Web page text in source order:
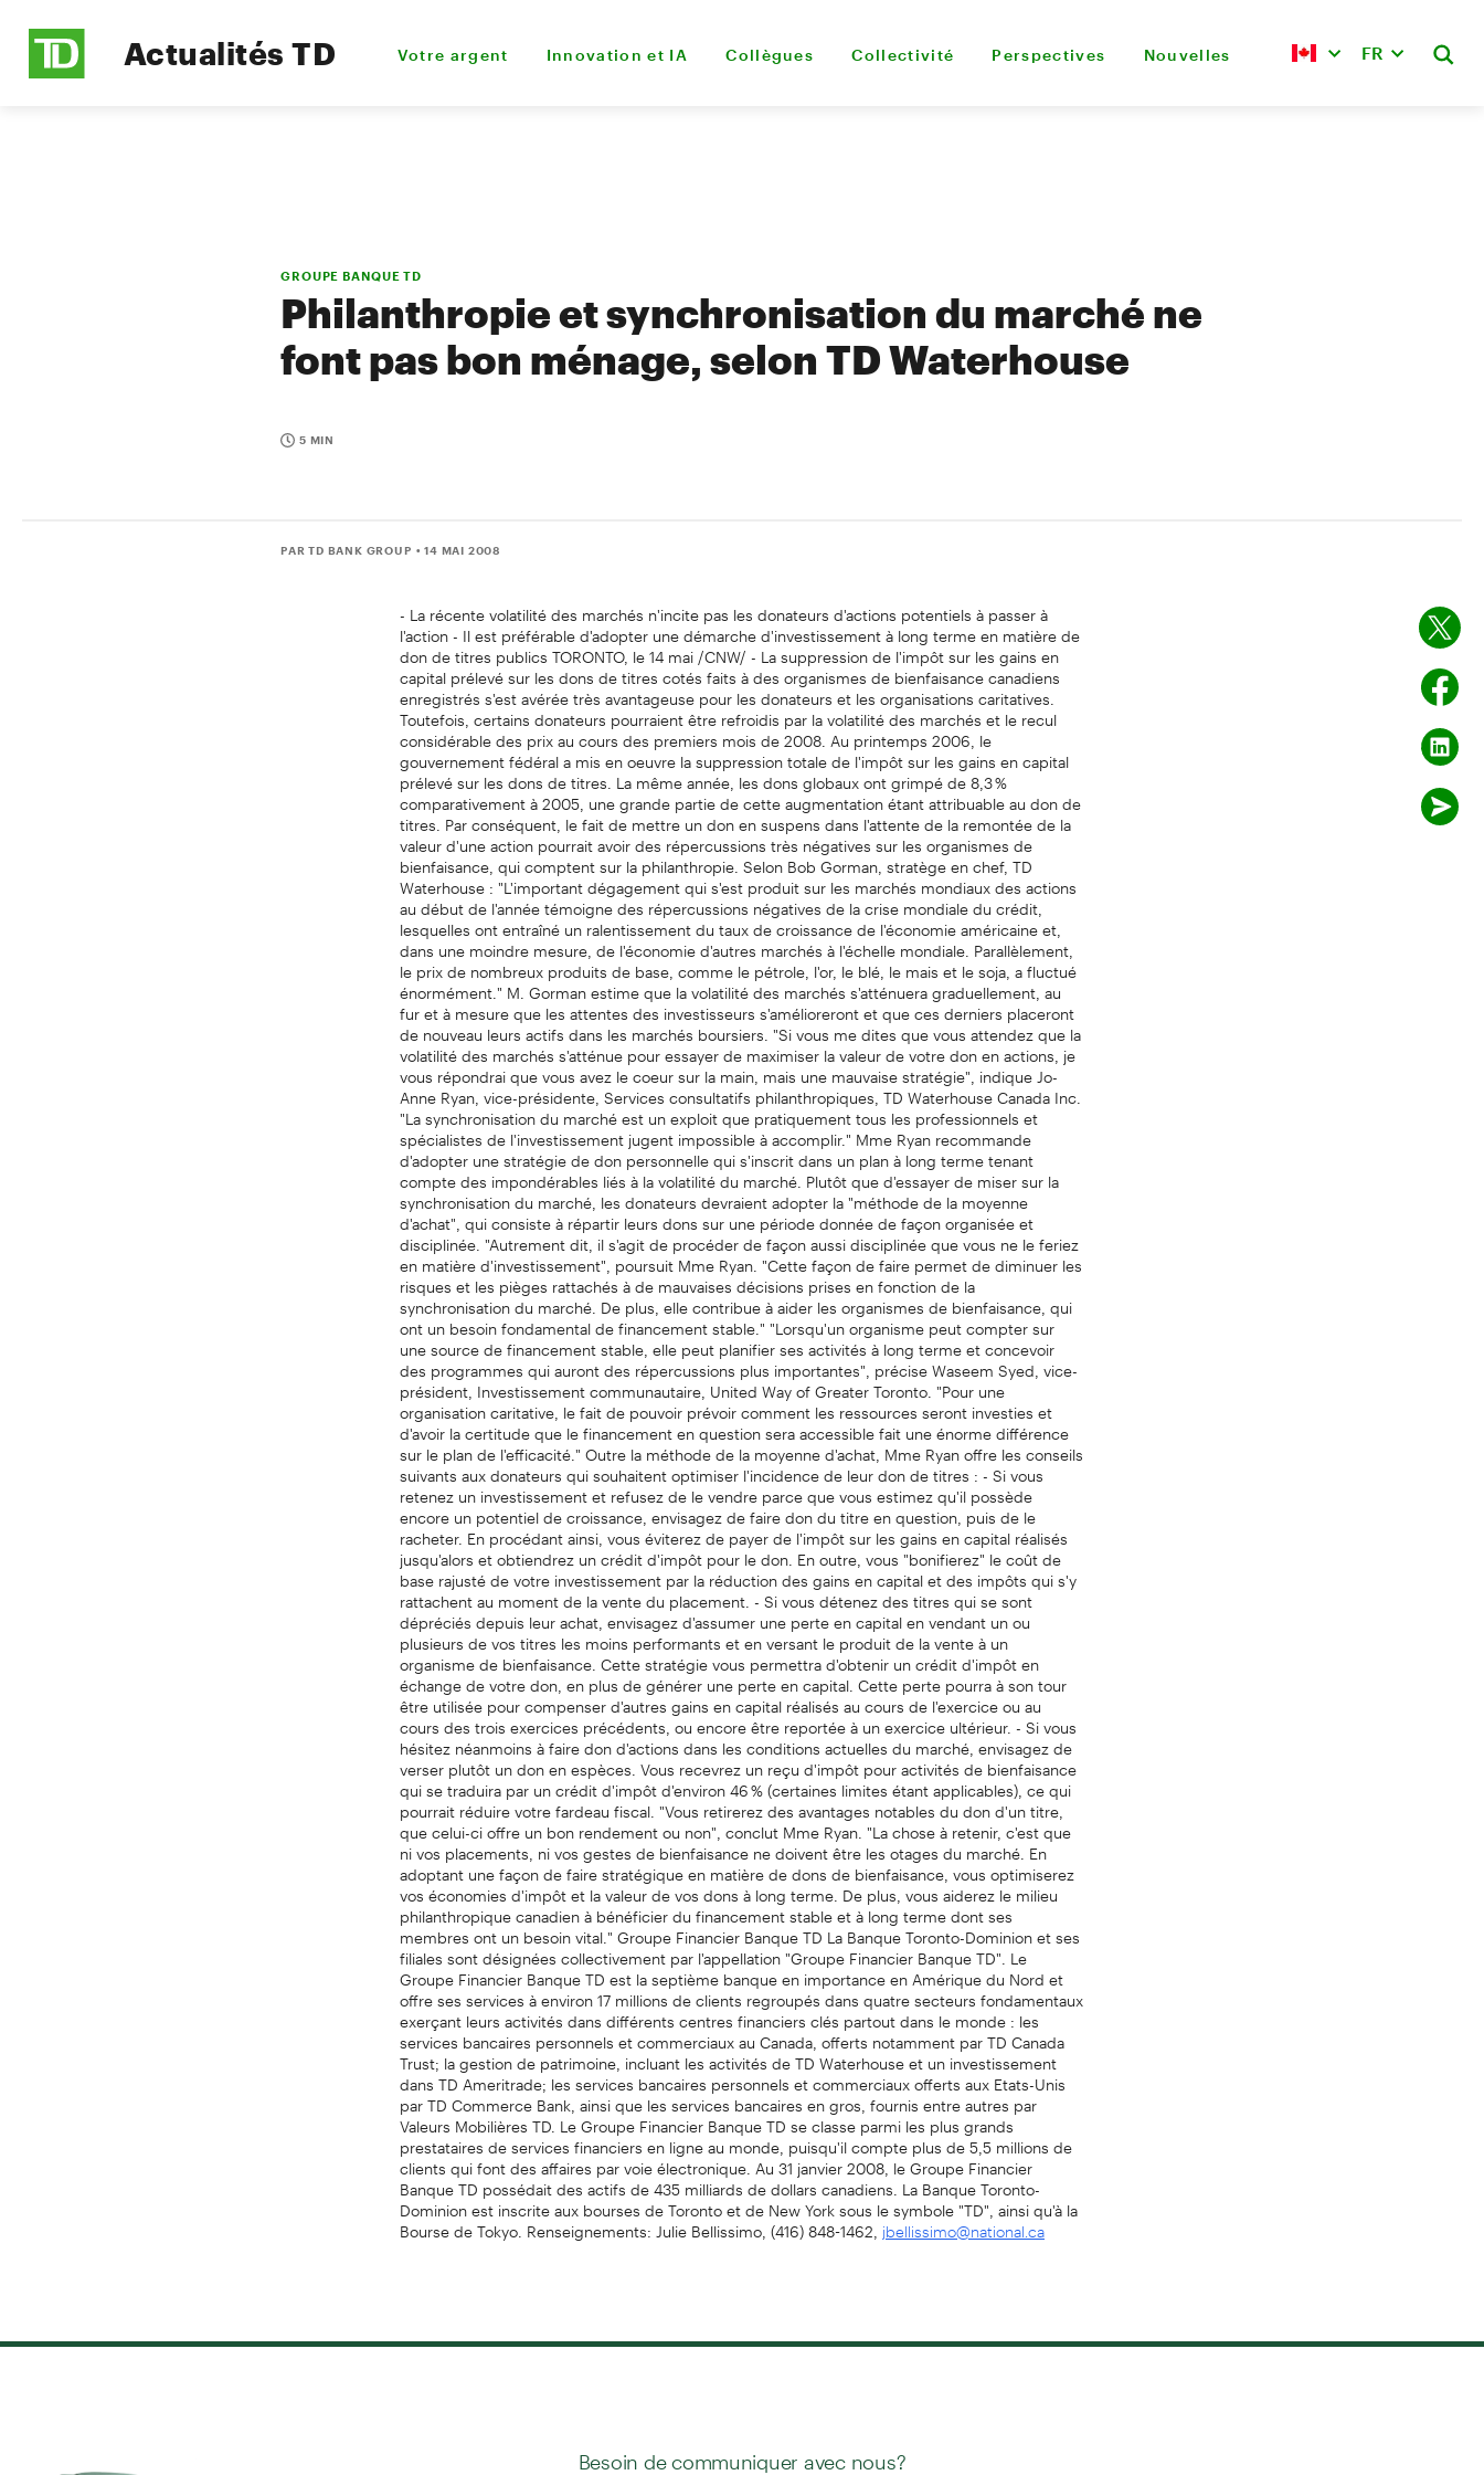
Actualités TD Votre argent Innovation et IA Collègues Collectivité Perspectives Nouvelles FR
GROUPE BANQUE TD
Philanthropie et synchronisation du marché ne
font pas bon ménage, selon TD Waterhouse
5 MIN
PAR TD BANK GROUP • 14 MAI 2008
- La récente volatilité des marchés n'incite pas les donateurs d'actions potentiels à passer à
l'action - Il est préférable d'adopter une démarche d'investissement à long terme en matière de
don de titres publics TORONTO, le 14 mai /CNW/ - La suppression de l'impôt sur les gains en
capital prélevé sur les dons de titres cotés faits à des organismes de bienfaisance canadiens
enregistrés s'est avérée très avantageuse pour les donateurs et les organisations caritatives.
Toutefois, certains donateurs pourraient être refroidis par la volatilité des marchés et le recul
considérable des prix au cours des premiers mois de 2008. Au printemps 2006, le
gouvernement fédéral a mis en oeuvre la suppression totale de l'impôt sur les gains en capital
prélevé sur les dons de titres. La même année, les dons globaux ont grimpé de 8,3 %
comparativement à 2005, une grande partie de cette augmentation étant attribuable au don de
titres. Par conséquent, le fait de mettre un don en suspens dans l'attente de la remontée de la
valeur d'une action pourrait avoir des répercussions très négatives sur les organismes de
bienfaisance, qui comptent sur la philanthropie. Selon Bob Gorman, stratège en chef, TD
Waterhouse : "L'important dégagement qui s'est produit sur les marchés mondiaux des actions
au début de l'année témoigne des répercussions négatives de la crise mondiale du crédit,
lesquelles ont entraîné un ralentissement du taux de croissance de l'économie américaine et,
dans une moindre mesure, de l'économie d'autres marchés à l'échelle mondiale. Parallèlement,
le prix de nombreux produits de base, comme le pétrole, l'or, le blé, le mais et le soja, a fluctué
énormément." M. Gorman estime que la volatilité des marchés s'atténuera graduellement, au
fur et à mesure que les attentes des investisseurs s'amélioreront et que ces derniers placeront
de nouveau leurs actifs dans les marchés boursiers. "Si vous me dites que vous attendez que la
volatilité des marchés s'atténue pour essayer de maximiser la valeur de votre don en actions, je
vous répondrai que vous avez le coeur sur la main, mais une mauvaise stratégie", indique Jo-
Anne Ryan, vice-présidente, Services consultatifs philanthropiques, TD Waterhouse Canada Inc.
"La synchronisation du marché est un exploit que pratiquement tous les professionnels et
spécialistes de l'investissement jugent impossible à accomplir." Mme Ryan recommande
d'adopter une stratégie de don personnelle qui s'inscrit dans un plan à long terme tenant
compte des impondérables liés à la volatilité du marché. Plutôt que d'essayer de miser sur la
synchronisation du marché, les donateurs devraient adopter la "méthode de la moyenne
d'achat", qui consiste à répartir leurs dons sur une période donnée de façon organisée et
disciplinée. "Autrement dit, il s'agit de procéder de façon aussi disciplinée que vous ne le feriez
en matière d'investissement", poursuit Mme Ryan. "Cette façon de faire permet de diminuer les
risques et les pièges rattachés à de mauvaises décisions prises en fonction de la
synchronisation du marché. De plus, elle contribue à aider les organismes de bienfaisance, qui
ont un besoin fondamental de financement stable." "Lorsqu'un organisme peut compter sur
une source de financement stable, elle peut planifier ses activités à long terme et concevoir
des programmes qui auront des répercussions plus importantes", précise Waseem Syed, vice-
président, Investissement communautaire, United Way of Greater Toronto. "Pour une
organisation caritative, le fait de pouvoir prévoir comment les ressources seront investies et
d'avoir la certitude que le financement en question sera accessible fait une énorme différence
sur le plan de l'efficacité." Outre la méthode de la moyenne d'achat, Mme Ryan offre les conseils
suivants aux donateurs qui souhaitent optimiser l'incidence de leur don de titres : - Si vous
retenez un investissement et refusez de le vendre parce que vous estimez qu'il possède
encore un potentiel de croissance, envisagez de faire don du titre en question, puis de le
racheter. En procédant ainsi, vous éviterez de payer de l'impôt sur les gains en capital réalisés
jusqu'alors et obtiendrez un crédit d'impôt pour le don. En outre, vous "bonifierez" le coût de
base rajusté de votre investissement par la réduction des gains en capital et des impôts qui s'y
rattachent au moment de la vente du placement. - Si vous détenez des titres qui se sont
dépréciés depuis leur achat, envisagez d'assumer une perte en capital en vendant un ou
plusieurs de vos titres les moins performants et en versant le produit de la vente à un
organisme de bienfaisance. Cette stratégie vous permettra d'obtenir un crédit d'impôt en
échange de votre don, en plus de générer une perte en capital. Cette perte pourra à son tour
être utilisée pour compenser d'autres gains en capital réalisés au cours de l'exercice ou au
cours des trois exercices précédents, ou encore être reportée à un exercice ultérieur. - Si vous
hésitez néanmoins à faire don d'actions dans les conditions actuelles du marché, envisagez de
verser plutôt un don en espèces. Vous recevrez un reçu d'impôt pour activités de bienfaisance
qui se traduira par un crédit d'impôt d'environ 46 % (certaines limites étant applicables), ce qui
pourrait réduire votre fardeau fiscal. "Vous retirerez des avantages notables du don d'un titre,
que celui-ci offre un bon rendement ou non", conclut Mme Ryan. "La chose à retenir, c'est que
ni vos placements, ni vos gestes de bienfaisance ne doivent être les otages du marché. En
adoptant une façon de faire stratégique en matière de dons de bienfaisance, vous optimiserez
vos économies d'impôt et la valeur de vos dons à long terme. De plus, vous aiderez le milieu
philanthropique canadien à bénéficier du financement stable et à long terme dont ses
membres ont un besoin vital." Groupe Financier Banque TD La Banque Toronto-Dominion et ses
filiales sont désignées collectivement par l'appellation "Groupe Financier Banque TD". Le
Groupe Financier Banque TD est la septième banque en importance en Amérique du Nord et
offre ses services à environ 17 millions de clients regroupés dans quatre secteurs fondamentaux
exerçant leurs activités dans différents centres financiers clés partout dans le monde : les
services bancaires personnels et commerciaux au Canada, offerts notamment par TD Canada
Trust; la gestion de patrimoine, incluant les activités de TD Waterhouse et un investissement
dans TD Ameritrade; les services bancaires personnels et commerciaux offerts aux Etats-Unis
par TD Commerce Bank, ainsi que les services bancaires en gros, fournis entre autres par
Valeurs Mobilières TD. Le Groupe Financier Banque TD se classe parmi les plus grands
prestataires de services financiers en ligne au monde, puisqu'il compte plus de 5,5 millions de
clients qui font des affaires par voie électronique. Au 31 janvier 2008, le Groupe Financier
Banque TD possédait des actifs de 435 milliards de dollars canadiens. La Banque Toronto-
Dominion est inscrite aux bourses de Toronto et de New York sous le symbole "TD", ainsi qu'à la
Bourse de Tokyo. Renseignements: Julie Bellissimo, (416) 848-1462,jbellissimo@national.ca
Besoin de communiquer avec nous?